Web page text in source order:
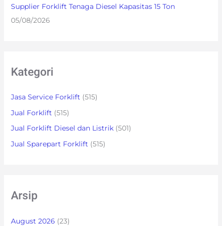
Supplier Forklift Tenaga Diesel Kapasitas 15 Ton
05/08/2026
Kategori
Jasa Service Forklift (515)
Jual Forklift (515)
Jual Forklift Diesel dan Listrik(501)
Jual Sparepart Forklift (515)
Arsip
August 2026 (23)